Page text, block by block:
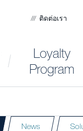
ติดต่อเรา
Loyalty
Program
News